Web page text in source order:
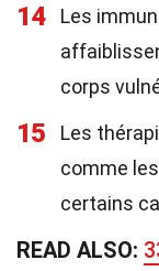
14
Les
corps
15
Les
comme
certains
READ ALSO: